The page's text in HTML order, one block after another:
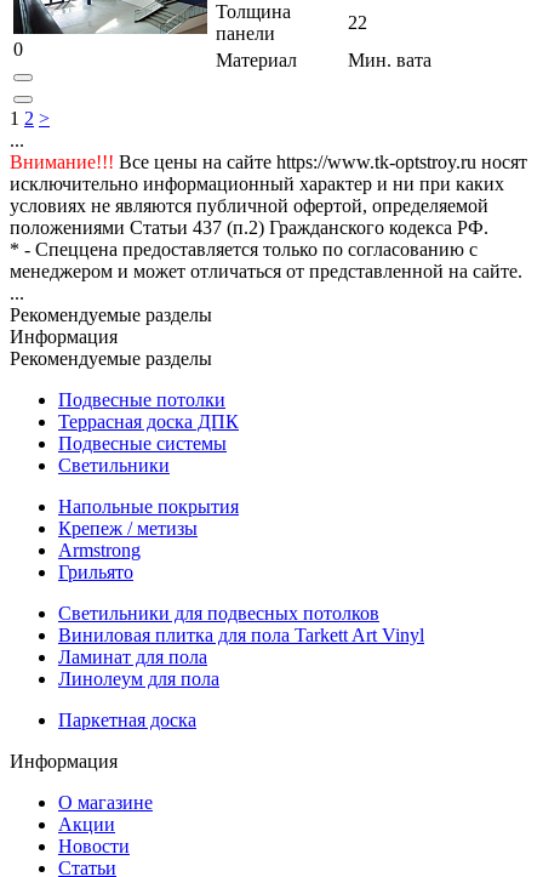
0
Толщина
панели
22
Материал
Мин. вата
1 2 >
...
Внимание!!! Все цены на сайте https://www.tk-optstroy.ru носят
исключительно информационный характер и ни при каких
условиях не являются публичной офертой, определяемой
положениями Статьи 437 (п.2) Гражданского кодекса РФ.
* - Спеццена предоставляется только по согласованию с
менеджером и может отличаться от представленной на сайте.
...
Рекомендуемые разделы
Информация
Рекомендуемые разделы
Подвесные потолки
Террасная доска ДПК
Подвесные системы
Светильники
Напольные покрытия
Крепеж / метизы
Armstrong
Грильято
Светильники для подвесных потолков
Виниловая плитка для пола Tarkett Art Vinyl
Ламинат для пола
Линолеум для пола
Паркетная доска
Информация
О магазине
Акции
Новости
Статьи